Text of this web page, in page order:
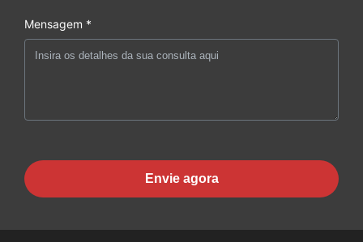
Mensagem *
Envie agora